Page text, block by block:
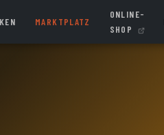
MARKTPLATZ
ONLINE-
SHOP